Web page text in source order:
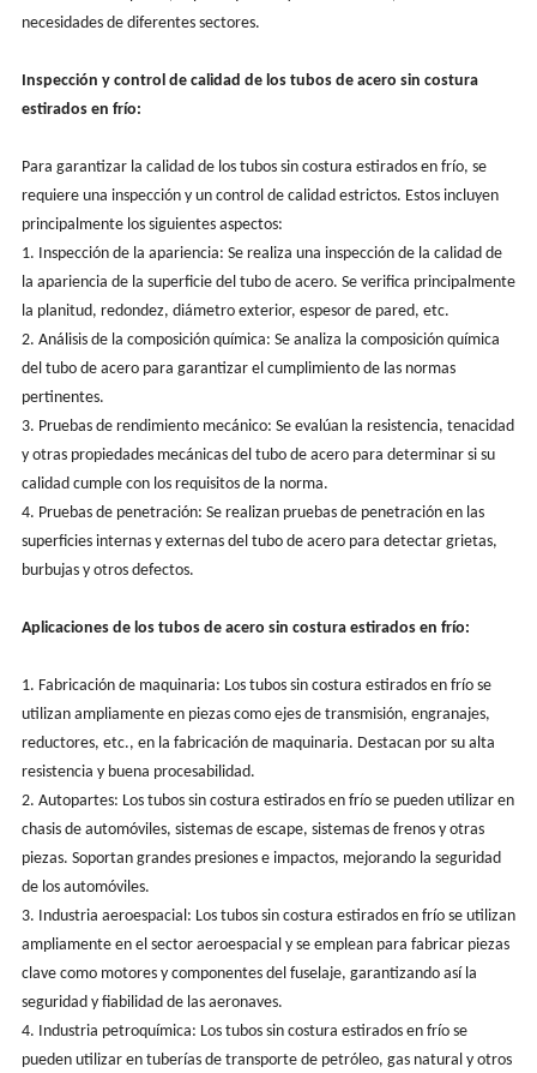
necesidades de diferentes sectores.
Inspección y control de calidad de los tubos de acero sin costura
estirados en frío:
Para garantizar la calidad de los tubos sin costura estirados en frío, se
requiere una inspección y un control de calidad estrictos. Estos incluyen
principalmente los siguientes aspectos:
1. Inspección de la apariencia: Se realiza una inspección de la calidad de
la apariencia de la superficie del tubo de acero. Se verifica principalmente
la planitud, redondez, diámetro exterior, espesor de pared, etc.
2. Análisis de la composición química: Se analiza la composición química
del tubo de acero para garantizar el cumplimiento de las normas
pertinentes.
3. Pruebas de rendimiento mecánico: Se evalúan la resistencia, tenacidad
y otras propiedades mecánicas del tubo de acero para determinar si su
calidad cumple con los requisitos de la norma.
4. Pruebas de penetración: Se realizan pruebas de penetración en las
superficies internas y externas del tubo de acero para detectar grietas,
burbujas y otros defectos.
Aplicaciones de los tubos de acero sin costura estirados en frío:
1. Fabricación de maquinaria: Los tubos sin costura estirados en frío se
utilizan ampliamente en piezas como ejes de transmisión, engranajes,
reductores, etc., en la fabricación de maquinaria. Destacan por su alta
resistencia y buena procesabilidad.
2. Autopartes: Los tubos sin costura estirados en frío se pueden utilizar en
chasis de automóviles, sistemas de escape, sistemas de frenos y otras
piezas. Soportan grandes presiones e impactos, mejorando la seguridad
de los automóviles.
3. Industria aeroespacial: Los tubos sin costura estirados en frío se utilizan
ampliamente en el sector aeroespacial y se emplean para fabricar piezas
clave como motores y componentes del fuselaje, garantizando así la
seguridad y fiabilidad de las aeronaves.
4. Industria petroquímica: Los tubos sin costura estirados en frío se
pueden utilizar en tuberías de transporte de petróleo, gas natural y otros